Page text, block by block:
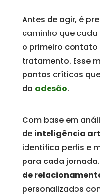
Antes de agir, é
caminho que
o primeiro
tratamento. Esse
pontos críticos
da adesão.
Com base em
de inteligência
identifica perfis e
para cada
de
personalizados